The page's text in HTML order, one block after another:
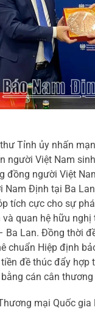
Tỉnh ủy nhấn
người Việt Nam
đồng người Việt
Nam Định tại Ba
tích cực cho sự
và quan hệ hữu
Ba Lan. Đồng thời
chuẩn Hiệp định
đề thúc đẩy hợp
cán cân
mại Quốc gia